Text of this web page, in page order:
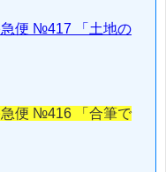
便 №417 「土地の
便 №416 「合筆で